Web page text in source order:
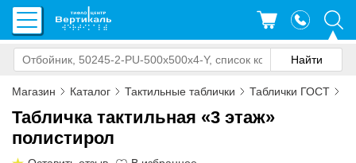
Магазин Каталог Тактильные таблички Таблички ГОСТ
Табличка тактильная «3 этаж»
полистирол